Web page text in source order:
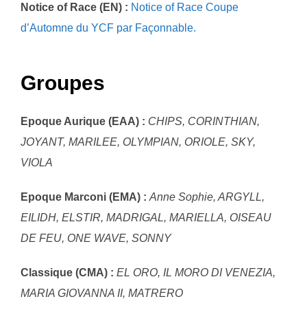
Notice of Race (EN) : Notice of Race Coupe
d’Automne du YCF par Façonnable.
Groupes
Epoque Aurique (EAA) : CHIPS, CORINTHIAN,
JOYANT, MARILEE, OLYMPIAN, ORIOLE, SKY,
VIOLA
Epoque Marconi (EMA) : Anne Sophie, ARGYLL,
EILIDH, ELSTIR, MADRIGAL, MARIELLA, OISEAU
DE FEU, ONE WAVE, SONNY
Classique (CMA) : EL ORO, IL MORO DI VENEZIA,
MARIA GIOVANNA II, MATRERO